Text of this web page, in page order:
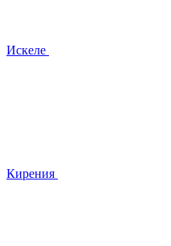
Искеле
Кирения